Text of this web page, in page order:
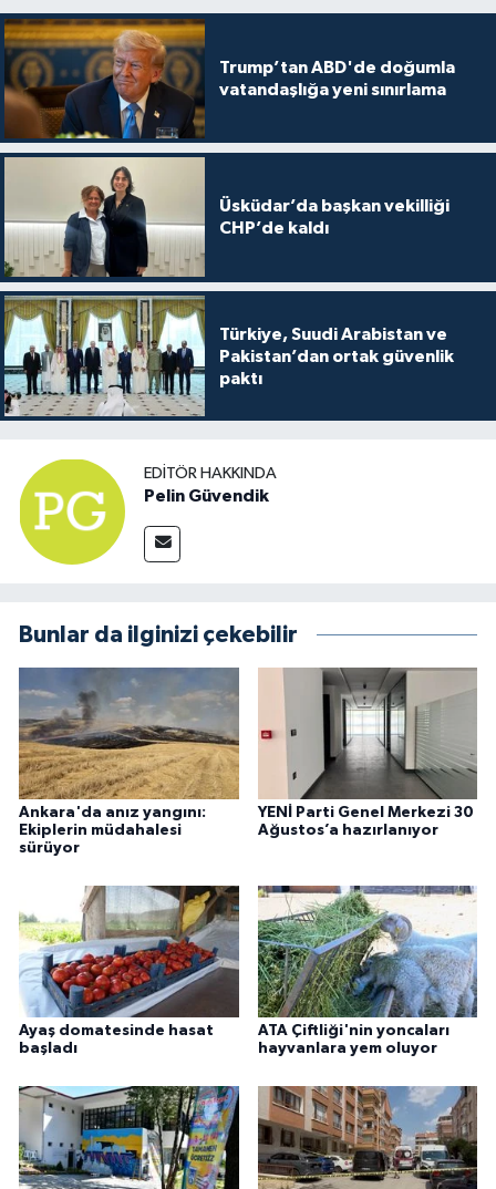
Trump’tan ABD'de doğumla
vatandaşlığa yeni sınırlama
Üsküdar’da başkan vekilliği
CHP’de kaldı
Türkiye, Suudi Arabistan ve
Pakistan’dan ortak güvenlik
paktı
EDITÖR HAKKINDA
Pelin Güvendik
Bunlar da ilginizi çekebilir
Ankara'da anız yangını:
Ekiplerin müdahalesi
sürüyor
YENİ Parti Genel Merkezi 30
Ağustos’a hazırlanıyor
Ayaş domatesinde hasat
başladı
ATA Çiftliği'nin yoncaları
hayvanlara yem oluyor